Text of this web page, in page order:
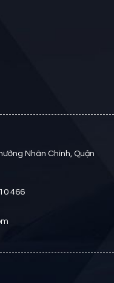
Nhân Chính, Quận
466